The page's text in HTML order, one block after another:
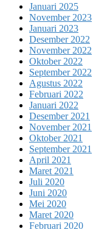
Januari 2025
November 2023
Januari 2023
Desember 2022
November 2022
Oktober 2022
September 2022
Agustus 2022
Februari 2022
Januari 2022
Desember 2021
November 2021
Oktober 2021
September 2021
April 2021
Maret 2021
Juli 2020
Juni 2020
Mei 2020
Maret 2020
Februari 2020